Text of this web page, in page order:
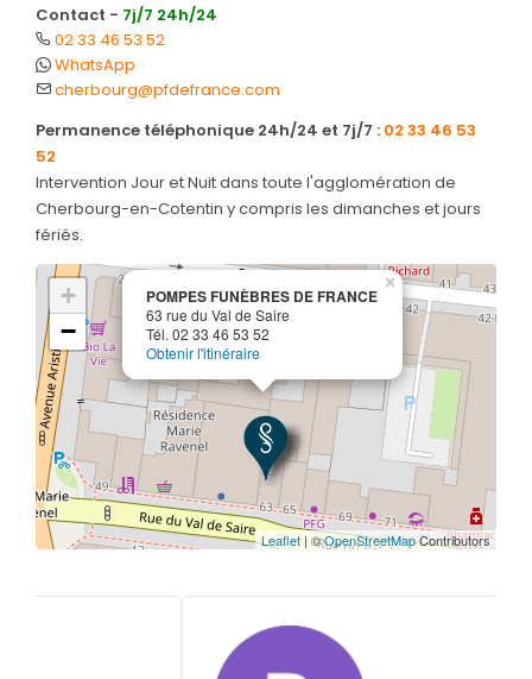
Contact - 7j/7 24h/24
02 33 46 53 52
WhatsApp
cherbourg@pfdefrance.com
Permanence téléphonique 24h/24 et 7j/7 : 02 33 46 53
52
Intervention Jour et Nuit dans toute l'agglomération de
Cherbourg-en-Cotentin y compris les dimanches et jours
fériés.
POMPES FUNÈBRES DE FRANCE
63 rue du Val de Saire
Tél. 02 33 46 53 52
Obtenir l'itinéraire
×
+
−
Leaflet | ©OpenStreetMapContributors